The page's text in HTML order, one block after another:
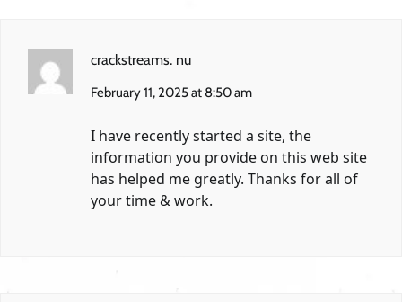
crackstreams. nu
February 11, 2025 at 8:50 am
I have recently started a site, the
information you provide on this web site
has helped me greatly. Thanks for all of
your time & work.